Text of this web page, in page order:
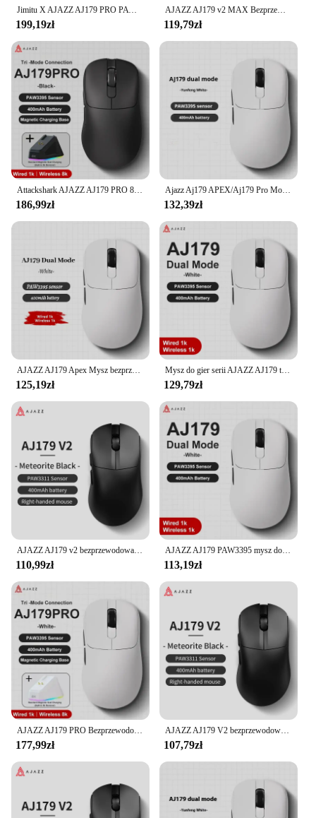
Jimitu X AJAZZ AJ179 PRO PAW3395 Lekka przewodowa mysz bezprzewodowa Magnetyczna podstawa ładująca Ergonomiczna mysz do gier makro na PC
199,19zł
AJAZZ AJ179 v2 MAX Bezprzewodowa gra z podstawą ładującą e-Sport 1K Szybkość zwijania Lekka konstrukcja Ergonomia Czujnik PAW3311
119,79zł
Attackshark AJAZZ AJ179 PRO 8K bezprzewodowa lekka mysz PAW3395 z stacją ładującą RGB 26kDPI niskie akcesoria do myszy do gier
186,99zł
Ajazz Aj179 APEX/Aj179 Pro Mouse Tri Mode Bluetooth Wireless Mouse Lekka mysz dla graczy z stacją ładującą Niestandardowa mysz Prezent
132,39zł
125,19zł
Mysz do gier serii AJAZZ AJ179 trójmodowa bezprzewodowa 2.4G Paw3395 czujnik lekka dostosowana mysz do gier akcesoria dla graczy komputerowych
129,79zł
110,99zł
AJAZZ AJ179 PAW3395 mysz do gier lekka przewodowa mysz bezprzewodowa z magnetyczną podstawą ładującą ergonomiczne makro do laptopa PC
113,19zł
177,99zł
AJAZZ AJ179 V2 bezprzewodowa mysz do gier potrójny tryb prawa lekka mysz Paw3311 czujnik mysz dla graczy niestandardowe akcesoria komputerowe
107,79zł